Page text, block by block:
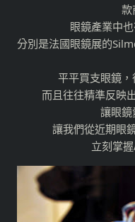
款
眼鏡產業中
分別是法國眼鏡展的
平平買支眼鏡，
而且往往精準反映
讓眼鏡
讓我們從近期眼
立刻掌